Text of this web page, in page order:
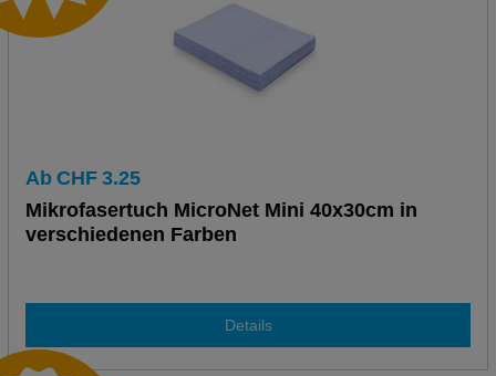
Ab CHF 3.25
Mikrofasertuch MicroNet Mini 40x30cm in
verschiedenen Farben
Details